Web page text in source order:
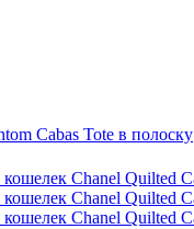
Cabas Tote в полоску